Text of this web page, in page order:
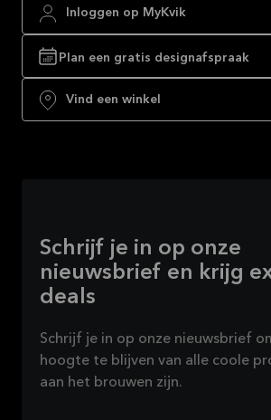
Inloggen op MyKvik
Plan een gratis designafspraak
Vind een winkel
Schrijf je in op onze
nieuwsbrief en krijg
deals
Schrijf je in op onze nieuwsbrief
hoogte te blijven van alle coole
aan het brouwen zijn.